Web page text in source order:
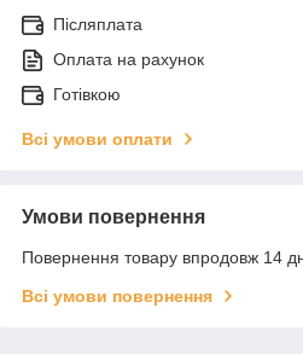
Післяплата
Оплата на рахунок
Готівкою
Всі умови оплати
Умови повернення
Повернення товару впродовж 14
Всі умови повернення